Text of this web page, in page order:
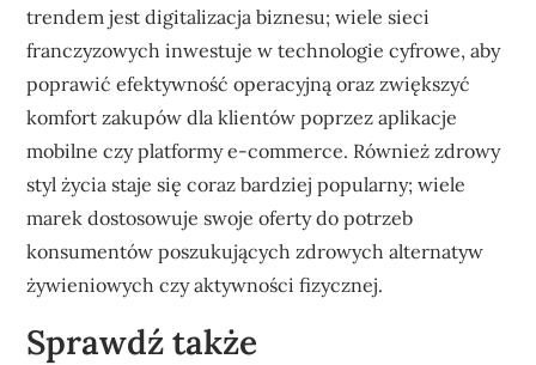
trendem jest digitalizacja biznesu; wiele sieci
franczyzowych inwestuje w technologie cyfrowe, aby
poprawić efektywność operacyjną oraz zwiększyć
komfort zakupów dla klientów poprzez aplikacje
mobilne czy platformy e-commerce. Również zdrowy
styl życia staje się coraz bardziej popularny; wiele
marek dostosowuje swoje oferty do potrzeb
konsumentów poszukujących zdrowych alternatyw
żywieniowych czy aktywności fizycznej.
Sprawdź także